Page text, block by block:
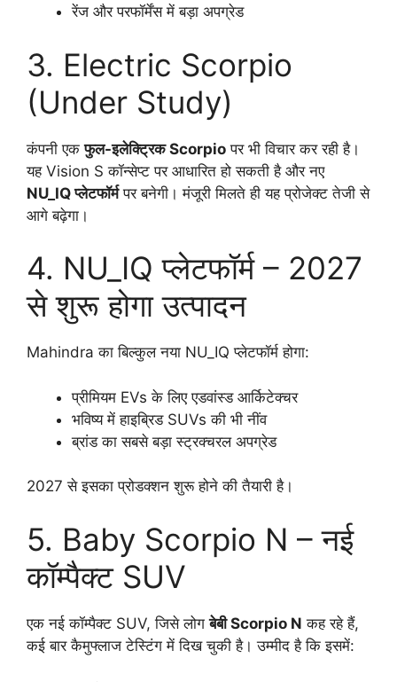
रेंज और परफॉर्मेंस में बड़ा अपग्रेड
3. Electric Scorpio
(Under Study)
कंपनी एकफुल-इलेक्ट्रिक Scorpio पर भी विचार कर रही है।
यह Vision S कॉन्सेप्ट पर आधारित हो सकती है और नए
NU_IQ प्लेटफॉर्मपर बनेगी। मंजूरी मिलते ही यह प्रोजेक्ट तेजी से
आगे बढ़ेगा।
4. NU_IQ प्लेटफॉर्म – 2027
से शुरू होगा उत्पादन
Mahindra का बिल्कुल नया NU_IQ प्लेटफॉर्म होगा:
प्रीमियम EVs के लिए एडवांस्ड आर्किटेक्चर
भविष्य में हाइब्रिड SUVs की भी नींव
ब्रांड का सबसे बड़ा स्ट्रक्चरल अपग्रेड
2027 से इसका प्रोडक्शन शुरू होने की तैयारी है।
5. Baby Scorpio N – नई
कॉम्पैक्ट SUV
एक नई कॉम्पैक्ट SUV, जिसे लोगबेबी Scorpio N कह रहे हैं,
कई बार कैमुफ्लाज टेस्टिंग में दिख चुकी है। उम्मीद है कि इसमें: